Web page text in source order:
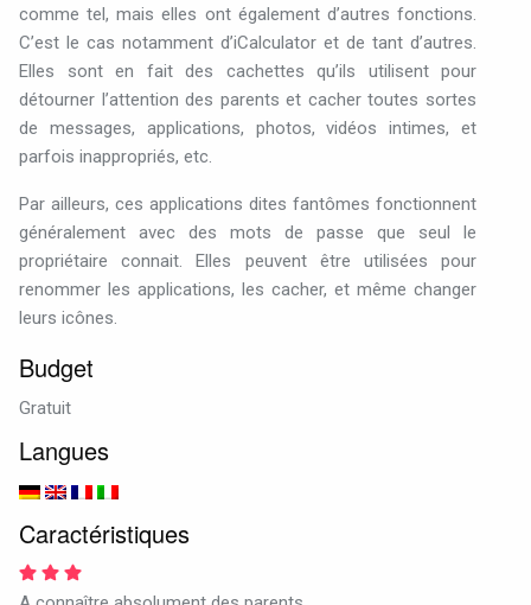
comme tel, mais elles ont également d’autres fonctions.
C’est le cas notamment d’iCalculator et de tant d’autres.
Elles sont en fait des cachettes qu’ils utilisent pour
détourner l’attention des parents et cacher toutes sortes
de messages, applications, photos, vidéos intimes, et
parfois inappropriés, etc.
Par ailleurs, ces applications dites fantômes fonctionnent
généralement avec des mots de passe que seul le
propriétaire connait. Elles peuvent être utilisées pour
renommer les applications, les cacher, et même changer
leurs icônes.
Budget
Gratuit
Langues
Caractéristiques